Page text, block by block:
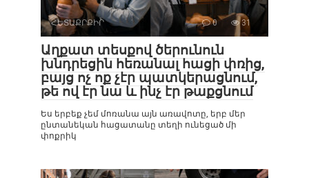
ՀԵՏԱՔՐՔԻՐ 0 31
Աղքատ տեսքով ծերունուն
խնդրեցին հեռանալ հացի փռից,
բայց ոչ ոք չէր պատկերացնում,
թե ով էր նա և ինչ էր թաքցնում
Ես երբեք չեմ մոռանա այն առավոտը, երբ մեր
ընտանեկան հացատանը տեղի ունեցած մի
փոքրիկ